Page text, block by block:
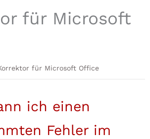
für Microsoft
für Microsoft Office
ich einen
Fehler im